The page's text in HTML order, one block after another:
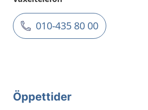
010-435 80 00
Öppettider